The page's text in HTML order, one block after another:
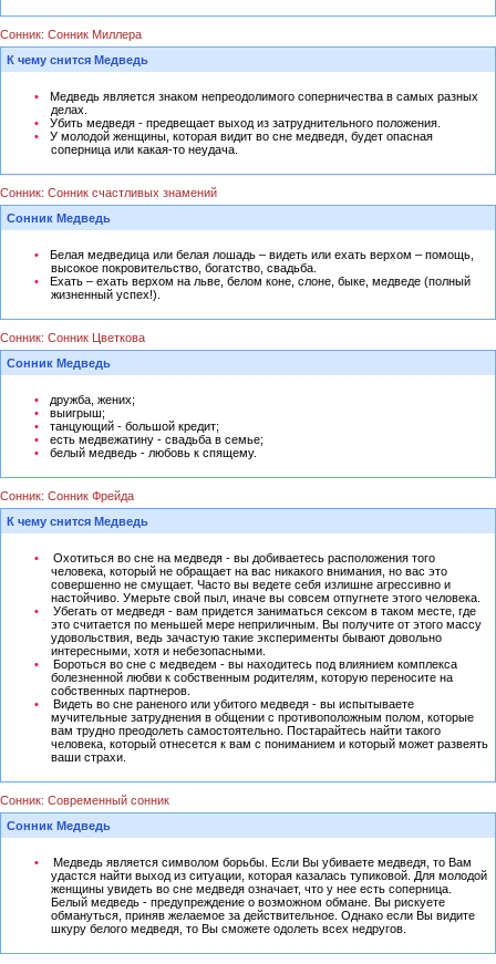
Сонник: Сонник Миллера
К чему снится Медведь
Медведь является знаком непреодолимого соперничества в самых разных
делах.
Убить медведя - предвещает выход из затруднительного положения.
У молодой женщины, которая видит во сне медведя, будет опасная
соперница или какая-то неудача.
Сонник: Сонник счастливых знамений
Сонник Медведь
Белая медведица или белая лошадь – видеть или ехать верхом – помощь,
высокое покровительство, богатство, свадьба.
Ехать – ехать верхом на льве, белом коне, слоне, быке, медведе (полный
жизненный успех!).
Сонник: Сонник Цветкова
Сонник Медведь
дружба, жених;
выигрыш;
танцующий - большой кредит;
есть медвежатину - свадьба в семье;
белый медведь - любовь к спящему.
Сонник: Сонник Фрейда
К чему снится Медведь
Охотиться во сне на медведя - вы добиваетесь расположения того
человека, который не обращает на вас никакого внимания, но вас это
совершенно не смущает. Часто вы ведете себя излишне агрессивно и
настойчиво. Умерьте свой пыл, иначе вы совсем отпугнете этого человека.
Убегать от медведя - вам придется заниматься сексом в таком месте, где
это считается по меньшей мере неприличным. Вы получите от этого массу
удовольствия, ведь зачастую такие эксперименты бывают довольно
интересными, хотя и небезопасными.
Бороться во сне с медведем - вы находитесь под влиянием комплекса
болезненной любви к собственным родителям, которую переносите на
собственных партнеров.
Видеть во сне раненого или убитого медведя - вы испытываете
мучительные затруднения в общении с противоположным полом, которые
вам трудно преодолеть самостоятельно. Постарайтесь найти такого
человека, который отнесется к вам с пониманием и который может развеять
ваши страхи.
Сонник: Современный сонник
Сонник Медведь
Медведь является символом борьбы. Если Вы убиваете медведя, то Вам
удастся найти выход из ситуации, которая казалась тупиковой. Для молодой
женщины увидеть во сне медведя означает, что у нее есть соперница.
Белый медведь - предупреждение о возможном обмане. Вы рискуете
обмануться, приняв желаемое за действительное. Однако если Вы видите
шкуру белого медведя, то Вы сможете одолеть всех недругов.